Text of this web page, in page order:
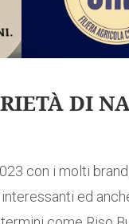
DI
con i molti
ed